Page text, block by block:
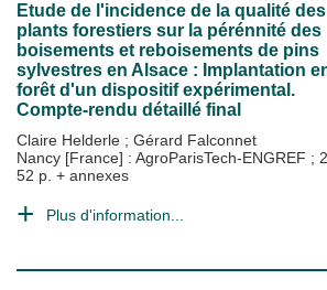
Etude de l'incidence de la qualité des
plants forestiers sur la pérénnité des
boisements et reboisements de pins
sylvestres en Alsace : Implantation
forêt d'un dispositif expérimental.
Compte-rendu détaillé final
Claire Helderle ; Gérard Falconnet
Nancy [France] : AgroParisTech-ENGREF ;
52 p. + annexes
Plus d'information...